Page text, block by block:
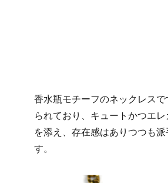
香水瓶モチーフのネックレス
られており、キュートかつエ
を添え、存在感はありつつも
す。